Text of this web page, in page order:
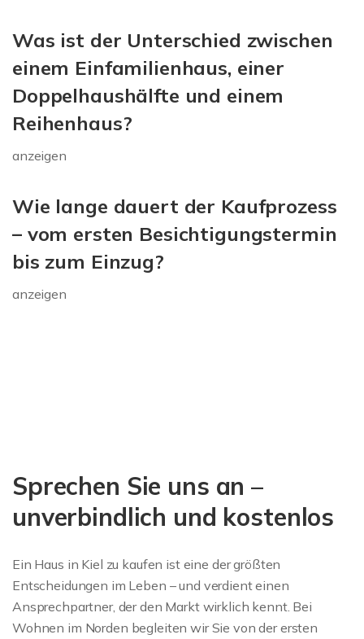
Was ist der Unterschied zwischen
einem Einfamilienhaus, einer
Doppelhaushälfte und einem
Reihenhaus?
anzeigen
Wie lange dauert der Kaufprozess
– vom ersten Besichtigungstermin
bis zum Einzug?
anzeigen
Sprechen Sie uns an –
unverbindlich und kostenlos
Ein Haus in Kiel zu kaufen ist eine der größten
Entscheidungen im Leben – und verdient einen
Ansprechpartner, der den Markt wirklich kennt. Bei
Wohnen im Norden begleiten wir Sie von der ersten